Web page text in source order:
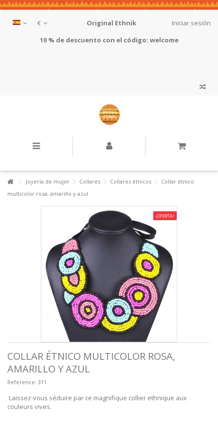
€ Iniciar sesión
Original Ethnik
10 % de descuento con el código: welcome
Joyería de mujer Collares Collares étnicos
Collar étnico
multicolor rosa, amarillo y azul
¡OFERTA!
COLLAR ÉTNICO MULTICOLOR ROSA,
AMARILLO Y AZUL
Reference: 311
Laissez-vous séduire par ce magnifique collier ethnique aux
couleurs vives.